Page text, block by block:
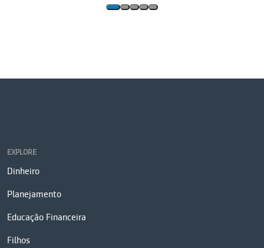
EXPLORE
Dinheiro
Planejamento
Educação Financeira
Filhos